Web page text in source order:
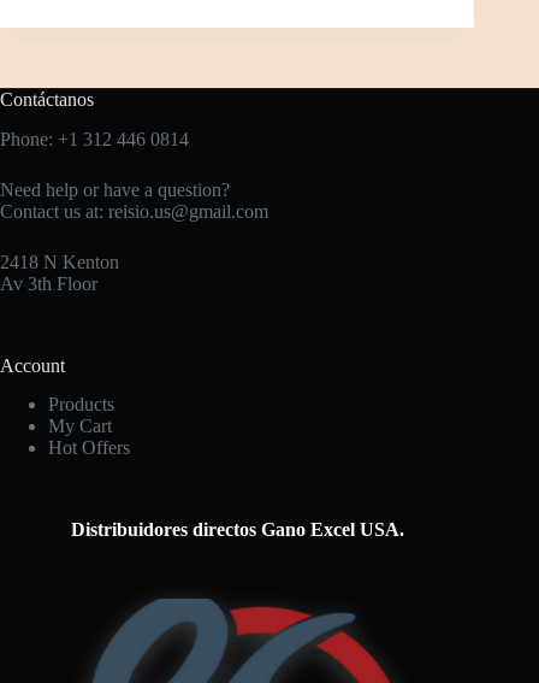
Contáctanos
Phone: +1 312 446 0814
Need help or have a question?
Contact us at: reisio.us@gmail.com
2418 N Kenton
Av 3th Floor
Account
Products
My Cart
Hot Offers
Distribuidores directos Gano Excel USA.